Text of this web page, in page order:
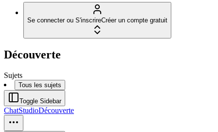
Se connecter ou S'inscrireCréer un compte gratuit
Découverte
Sujets
Tous les sujets
Toggle Sidebar
ChatStudioDécouverte